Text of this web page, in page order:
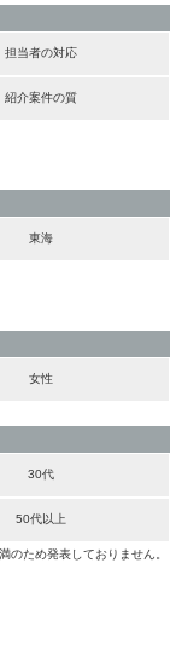
担当者の対応
紹介案件の質
東海
女性
30代
50代以上
ため発表しておりません。